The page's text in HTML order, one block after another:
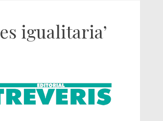
igualitaria’